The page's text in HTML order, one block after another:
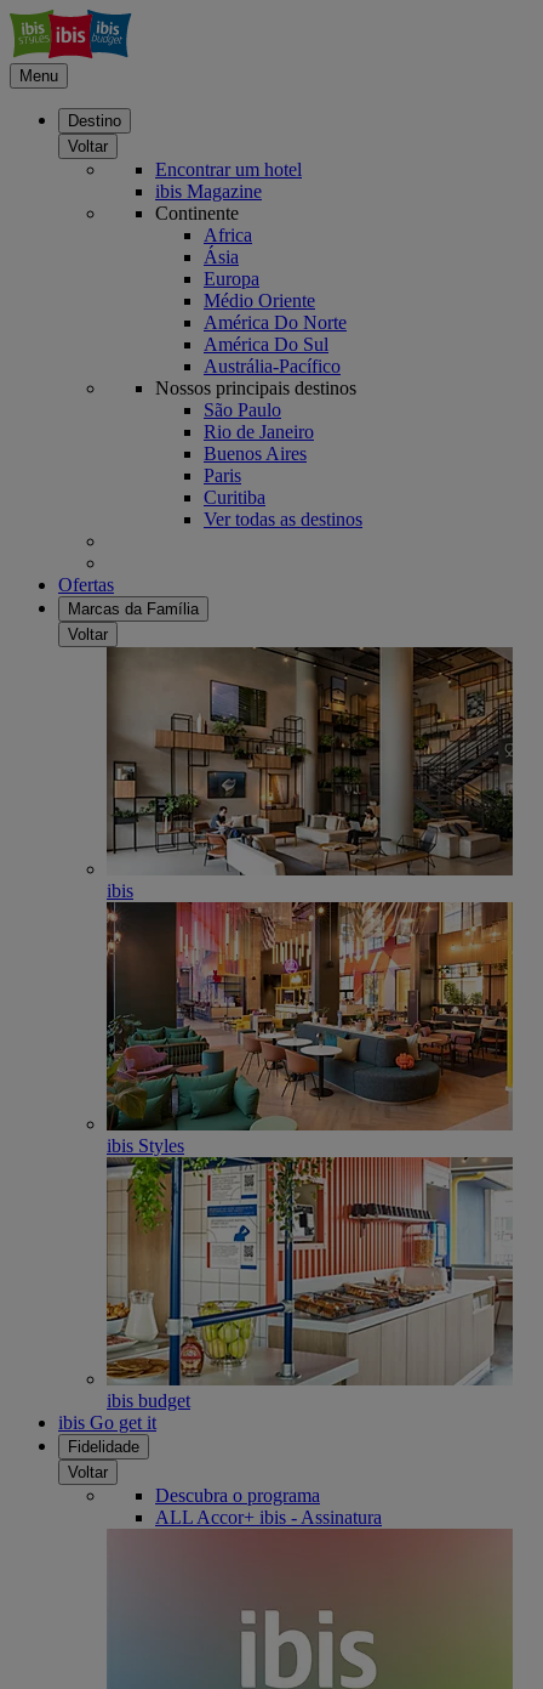
Menu
Destino
Voltar
Encontrar um hotel
ibis Magazine
Continente
Africa
Ásia
Europa
Médio Oriente
América Do Norte
América Do Sul
Austrália-Pacífico
Nossos principais destinos
São Paulo
Rio de Janeiro
Buenos Aires
Paris
Curitiba
Ver todas as destinos
Ofertas
Marcas da Família
Voltar
ibis
ibis Styles
ibis budget
ibis Go get it
Fidelidade
Voltar
Descubra o programa
ALL Accor+ ibis - Assinatura